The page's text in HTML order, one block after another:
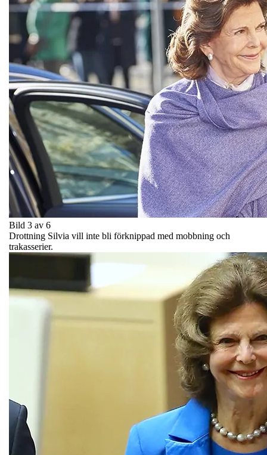
Bild 3 av 6
Drottning Silvia vill inte bli förknippad med mobbning och
trakasserier.